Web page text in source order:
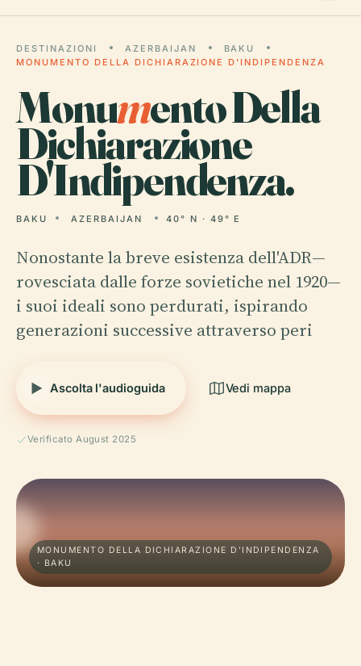
DESTINAZIONI AZERBAIJAN
BAKU
MONUMENTO DELLA DICHIARAZIONE D'INDIPENDENZA
Monumento Della
Dichiarazione
D'Indipendenza.
BAKU AZERBAIJAN 40° N · 49° E
Nonostante la breve esistenza dell'ADR—
rovesciata dalle forze sovietiche nel 1920—
i suoi ideali sono perdurati, ispirando
generazioni successive attraverso peri
Ascolta l'audioguida Vedi mappa
Verificato August 2025
MONUMENTO DELLA DICHIARAZIONE D'INDIPENDENZA
· BAKU